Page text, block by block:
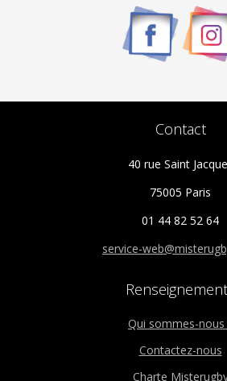
Contact
40 rue Saint
75005 Paris
01 44 82 52 64
service-
Qui sommes-nous
Contactez-nous
Charte